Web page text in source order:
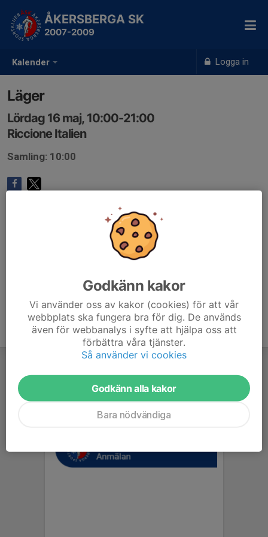
Kalender Logga in
ÅKERSBERGA SK
2007-2009
Läger
Lördag 16 maj, 10:00-21:00
Riccione Italien
Samling: 10:00
Godkänn kakor
Vi använder oss av kakor (cookies) för att vår
webbplats ska fungera bra för dig. De används
även för webbanalys i syfte att hjälpa oss att
förbättra våra tjänster.
Så använder vi cookies
Godkänn alla kakor
Bara nödvändiga